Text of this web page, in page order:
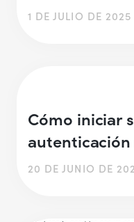
1 DE JULIO DE 2025
Cómo iniciar
20 DE JUNIO DE